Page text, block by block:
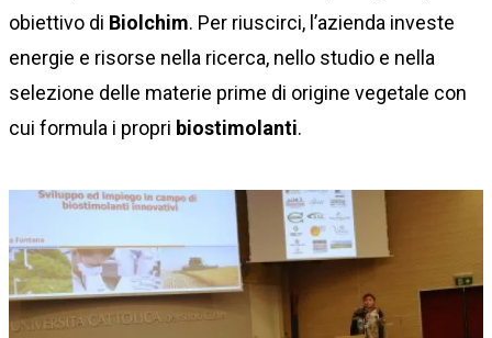
obiettivo di Biolchim. Per riuscirci, l’azienda investe
energie e risorse nella ricerca, nello studio e nella
selezione delle materie prime di origine vegetale con
cui formula i propri biostimolanti.